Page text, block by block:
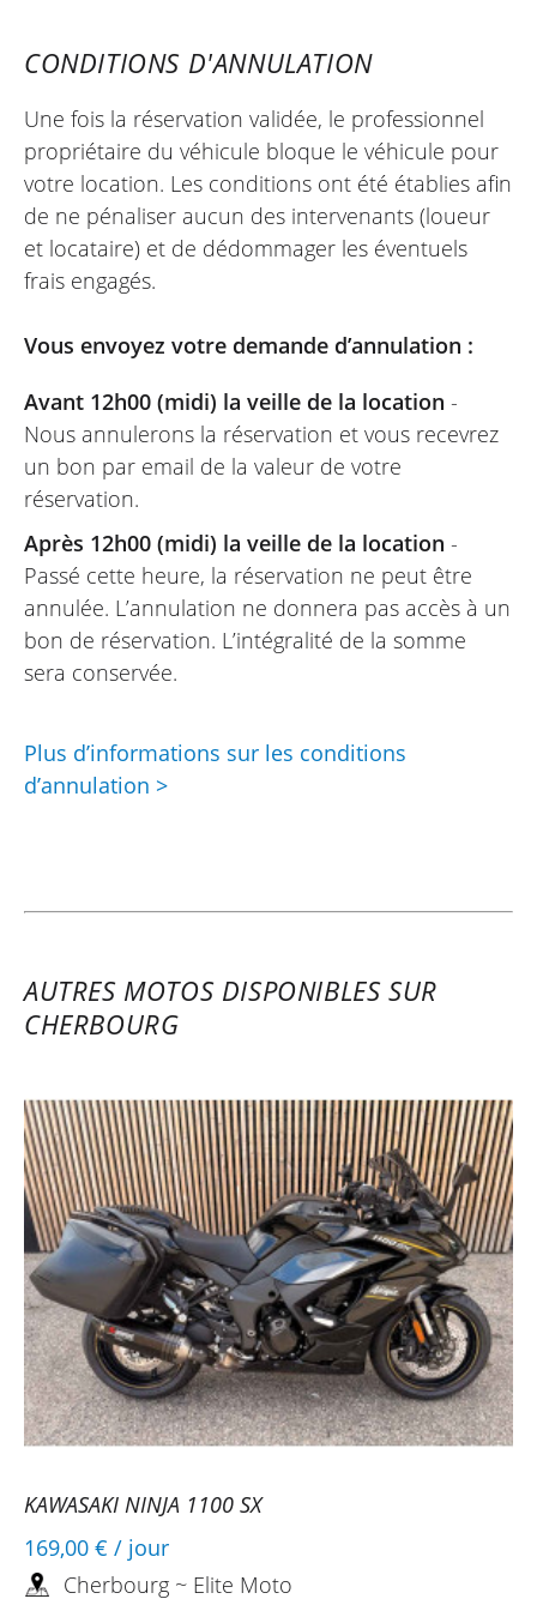
mains, éclairage Full LED
Homologation : Euro 5+
Accueil. État du Scooter 400 : neuf.
Prestation parfaite !
FRANCOIS
Kawasaki Versys 650 A2 ~ Elite Moto
du 2 au 5 mai
très agréable à piloter, j'ai fait 600 km sur
les côtes de la baie de seine. C'était
parfait. Je recommencerai. J'aimerais
pouvoir réserver sur un coup de tête de
jour pour le lendemain, mais je ne suis
pas sûr que ce soit possible. J'ai dû payer
le lundi parce que la boutique est fermé
ce jour-là, c'est un frein pour une location
sur un samedi / dimanche. Le personnel
de Elite Moto est très sympa et très pro.
C'est un point fort.
PATRICE
que j’ai pris !
CONDITIONS D'ANNULATION
Une fois la réservation validée, le professionnel
propriétaire du véhicule bloque le véhicule pour
votre location. Les conditions ont été établies afin
de ne pénaliser aucun des intervenants (loueur
et locataire) et de dédommager les éventuels
frais engagés.
Vous envoyez votre demande d’annulation :
Avant 12h00 (midi) la veille de la location -
Nous annulerons la réservation et vous recevrez
un bon par email de la valeur de votre
réservation.
Après 12h00 (midi) la veille de la location -
Passé cette heure, la réservation ne peut être
annulée. L’annulation ne donnera pas accès à un
bon de réservation. L’intégralité de la somme
sera conservée.
Plus d’informations sur les conditions
d’annulation >
AUTRES MOTOS DISPONIBLES SUR
CHERBOURG
KAWASAKI NINJA 1100 SX
169,00 € / jour
Cherbourg ~ Elite Moto